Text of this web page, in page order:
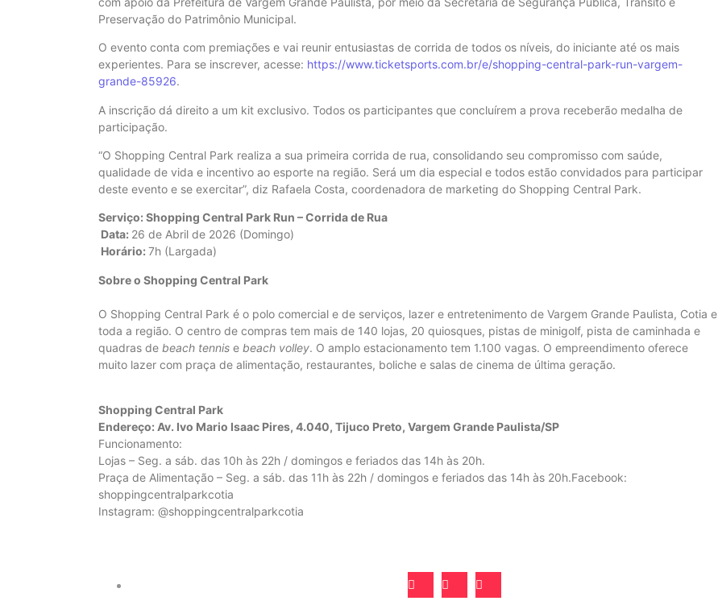
Preservação do Patrimônio Municipal.
O evento conta com premiações e vai reunir entusiastas de corrida de todos os níveis, do iniciante até os mais
experientes. Para se inscrever, acesse: https://www.ticketsports.com.br/e/shopping-central-park-run-vargem-
grande-85926.
A inscrição dá direito a um kit exclusivo. Todos os participantes que concluírem a prova receberão medalha de
participação.
“O Shopping Central Park realiza a sua primeira corrida de rua, consolidando seu compromisso com saúde,
qualidade de vida e incentivo ao esporte na região. Será um dia especial e todos estão convidados para participar
deste evento e se exercitar”, diz Rafaela Costa, coordenadora de marketing do Shopping Central Park.
Serviço: Shopping Central Park Run – Corrida de Rua
Data: 26 de Abril de 2026 (Domingo)
Horário: 7h (Largada)
Sobre o Shopping Central Park
O Shopping Central Park é o polo comercial e de serviços, lazer e entretenimento de Vargem Grande Paulista, Cotia e
toda a região. O centro de compras tem mais de 140 lojas, 20 quiosques, pistas de minigolf, pista de caminhada e
quadras de beach tennis e beach volley. O amplo estacionamento tem 1.100 vagas. O empreendimento oferece
muito lazer com praça de alimentação, restaurantes, boliche e salas de cinema de última geração.
Shopping Central Park
Endereço: Av. Ivo Mario Isaac Pires, 4.040, Tijuco Preto, Vargem Grande Paulista/SP
Funcionamento:
Lojas – Seg. a sáb. das 10h às 22h / domingos e feriados das 14h às 20h.
Praça de Alimentação – Seg. a sáb. das 11h às 22h / domingos e feriados das 14h às 20h.Facebook:
shoppingcentralparkcotia
Instagram: @shoppingcentralparkcotia